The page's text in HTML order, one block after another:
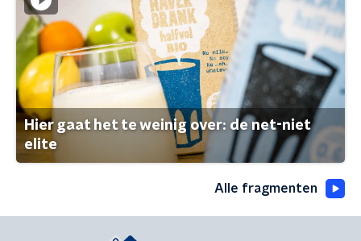
Hier gaat het te weinig over: de net-niet
elite
Alle fragmenten